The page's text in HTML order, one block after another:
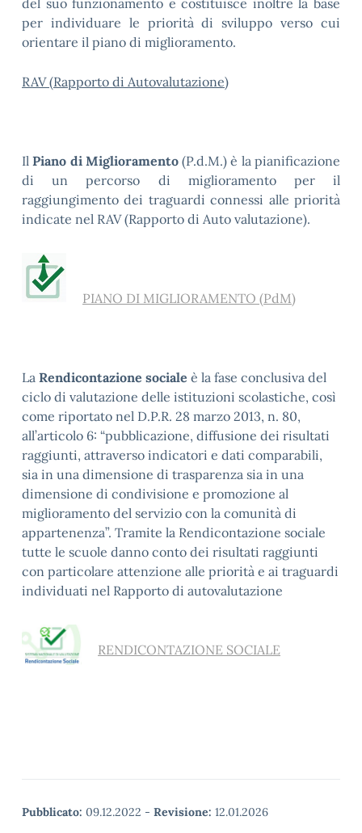
del suo funzionamento e costituisce inoltre la base
per individuare le priorità di sviluppo verso cui
orientare il piano di miglioramento.
RAV (Rapporto di Autovalutazione)
Il Piano di Miglioramento(P.d.M.) è la pianificazione
di un percorso di miglioramento per il
raggiungimento dei traguardi connessi alle priorità
indicate nel RAV (Rapporto di Auto valutazione).
PIANO DI MIGLIORAMENTO (PdM)
La Rendicontazione sociale è la fase conclusiva del
ciclo di valutazione delle istituzioni scolastiche, così
come riportato nel D.P.R. 28 marzo 2013, n. 80,
all’articolo 6: “pubblicazione, diffusione dei risultati
raggiunti, attraverso indicatori e dati comparabili,
sia in una dimensione di trasparenza sia in una
dimensione di condivisione e promozione al
miglioramento del servizio con la comunità di
appartenenza”. Tramite la Rendicontazione sociale
tutte le scuole danno conto dei risultati raggiunti
con particolare attenzione alle priorità e ai traguardi
individuati nel Rapporto di autovalutazione
RENDICONTAZIONE SOCIALE
Pubblicato: 09.12.2022 - Revisione: 12.01.2026